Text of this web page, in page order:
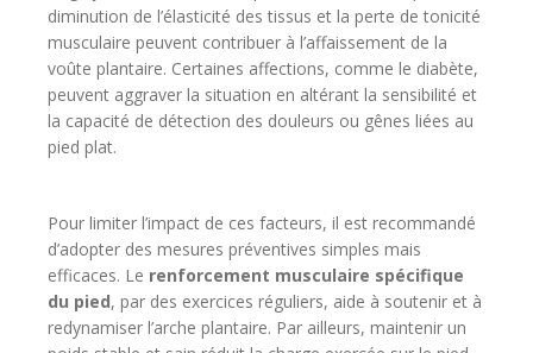
diminution de l’élasticité des tissus et la perte de tonicité
musculaire peuvent contribuer à l’affaissement de la
voûte plantaire. Certaines affections, comme le diabète,
peuvent aggraver la situation en altérant la sensibilité et
la capacité de détection des douleurs ou gênes liées au
pied plat.
Pour limiter l’impact de ces facteurs, il est recommandé
d’adopter des mesures préventives simples mais
efficaces. Le renforcement musculaire spécifique
du pied, par des exercices réguliers, aide à soutenir et à
redynamiser l’arche plantaire. Par ailleurs, maintenir un